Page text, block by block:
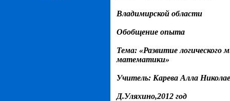
Владимирской области
Обобщение опыта
Тема: «Развитие логического
математики»
Учитель: Карева Алла
Д.Уляхино,2012 год